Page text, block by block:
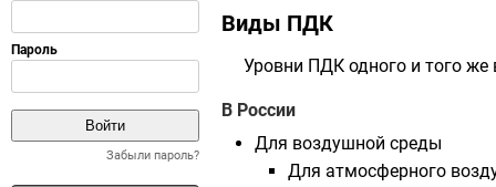
Забыли пароль?
Виды ПДК
Уровни ПДК одного и того
В России
Для воздушной среды
Для атмосферного